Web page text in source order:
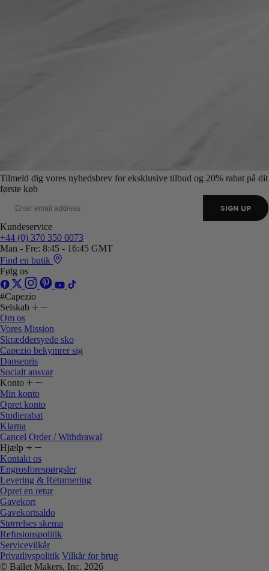
Tilmeld dig vores nyhedsbrev for eksklusive tilbud og 20% rabat på dit
første køb
SIGN UP
Kundeservice
+44 (0) 370 350 0073
Man - Fre: 8:45 - 16:45 GMT
Find en butik
Følg os
#Capezio
Selskab
Om os
Vores Mission
Skræddersyede sko
Capezio bekymrer sig
Dansepris
Socialt ansvar
Konto
Min konto
Opret konto
Studierabat
Klarna
Cancel Order / Withdrawal
Hjælp
Kontakt os
Engrosforespørgsler
Levering & Returnering
Opret en retur
Gavekort
Gavekortsaldo
Størrelses skema
Refusionspolitik
Servicevilkår
Privatlivspolitik Vilkår for brug
© Ballet Makers, Inc. 2026